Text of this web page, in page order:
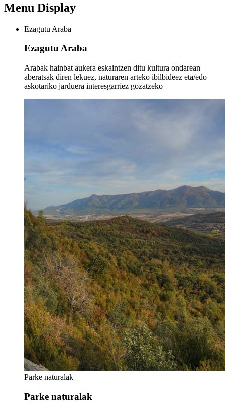
Menu Display
Ezagutu Araba
Ezagutu Araba
Arabak hainbat aukera eskaintzen ditu kultura ondarean
aberatsak diren lekuez, naturaren arteko ibilbideez eta/edo
askotariko jarduera interesgarriez gozatzeko
Parke naturalak
Parke naturalak